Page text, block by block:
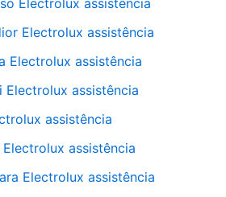
Electrolux assistência
Electrolux assistência
Electrolux assistência
Electrolux assistência
assistência
assistência
Electrolux assistência